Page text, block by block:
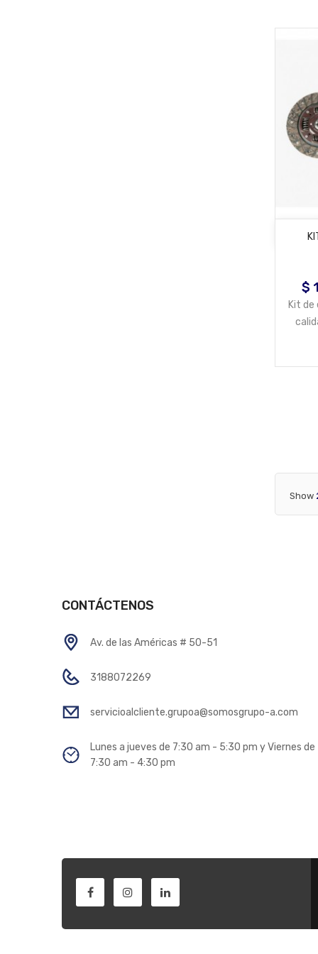
$
Kit de
Show
CONTÁCTENOS
Av. de las Américas # 50-51
3188072269
servicioalcliente.grupoa@somosgrupo-a.com
Lunes a jueves de 7:30 am - 5:30 pm y Viernes de
7:30 am - 4:30 pm